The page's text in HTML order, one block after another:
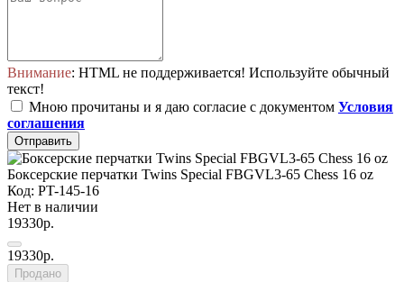
Внимание: HTML не поддерживается! Используйте обычный
текст!
Мною прочитаны и я даю согласие с документом Условия
соглашения
Отправить
Боксерские перчатки Twins Special FBGVL3-65 Chess 16 oz
Код: PT-145-16
Нет в наличии
19330р.
19330р.
Продано